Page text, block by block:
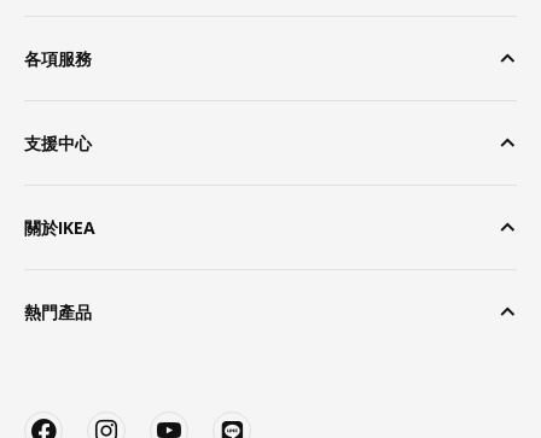
各項服務
支援中心
關於IKEA
熱門產品